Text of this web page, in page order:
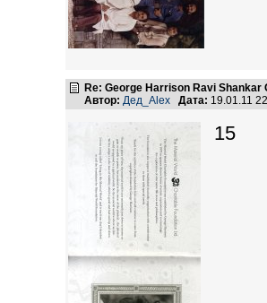
Re: George Harrison Ravi
Автор: Дед_Alex Дата: 19.01.11
15